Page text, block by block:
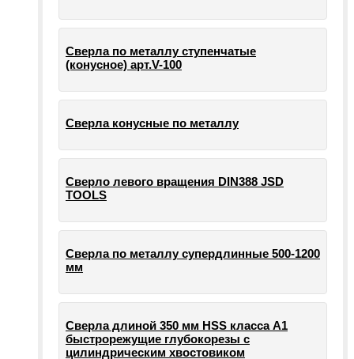
Сверла по металлу ступенчатые
(конусное) арт.V-100
Сверла конусные по металлу
Сверло левого вращения DIN388 JSD
TOOLS
Сверла по металлу супердлинные 500-1200
мм
Сверла длиной 350 мм HSS класса А1
быстрорежущие глубокорезы с
цилиндрическим хвостовиком